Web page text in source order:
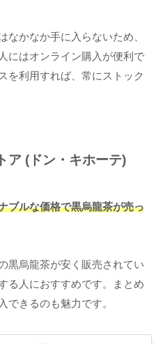
なかなか手に入らないため、
にはオンライン購入が便利で
を利用すれば、常にストック
ア (ドン・キホーテ)
ブルな価格で黒烏龍茶が売っ
黒烏龍茶が安く販売されてい
る人におすすめです。まとめ
できるのも魅力です。